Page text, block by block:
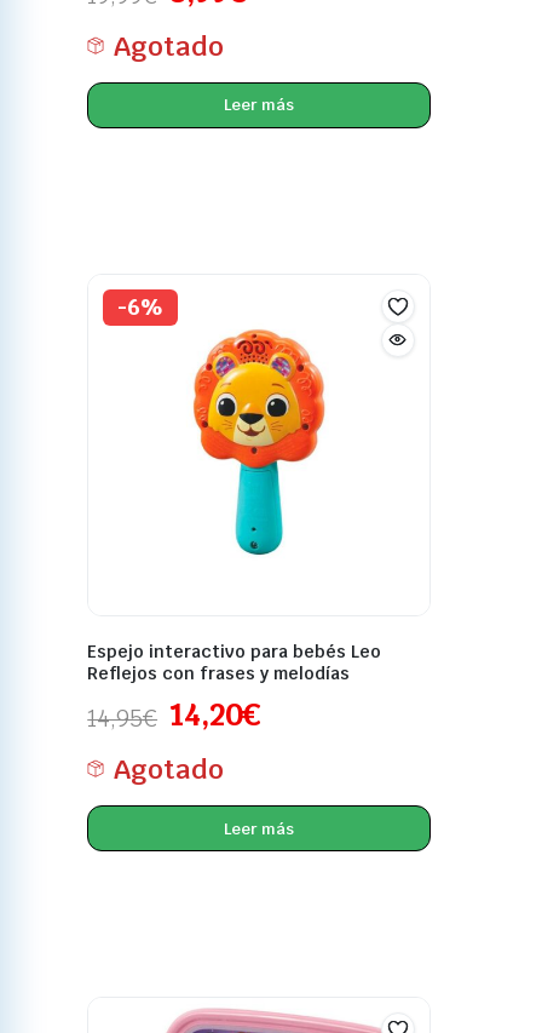
Agotado
Leer más
-6%
Espejo interactivo para bebés Leo
Reflejos con frases y melodías
14,95€ 14,20€
Agotado
Leer más